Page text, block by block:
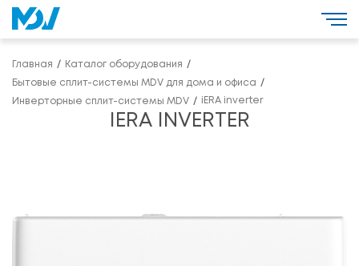
Главная Каталог оборудования
Бытовые сплит-системы MDV для дома и офиса
Инверторные сплит-системы MDV iERA inverter
IERA INVERTER